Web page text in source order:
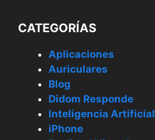
CATEGORÍAS
Aplicaciones
Auriculares
Blog
Didom Responde
Inteligencia Artificial
iPhone